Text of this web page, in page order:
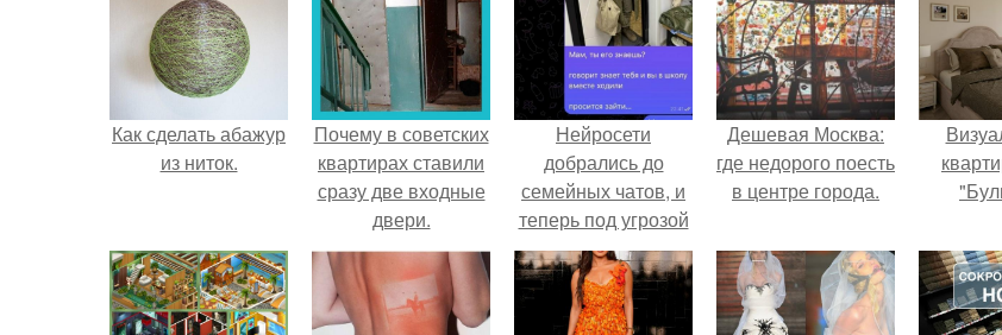
Как сделать абажур
из ниток.
Почему в советских
квартирах ставили
сразу две входные
двери.
Нейросети
добрались до
семейных чатов, и
теперь под угрозой
мамины нервы.
Дешевая Москва:
где недорого поесть
в центре города.